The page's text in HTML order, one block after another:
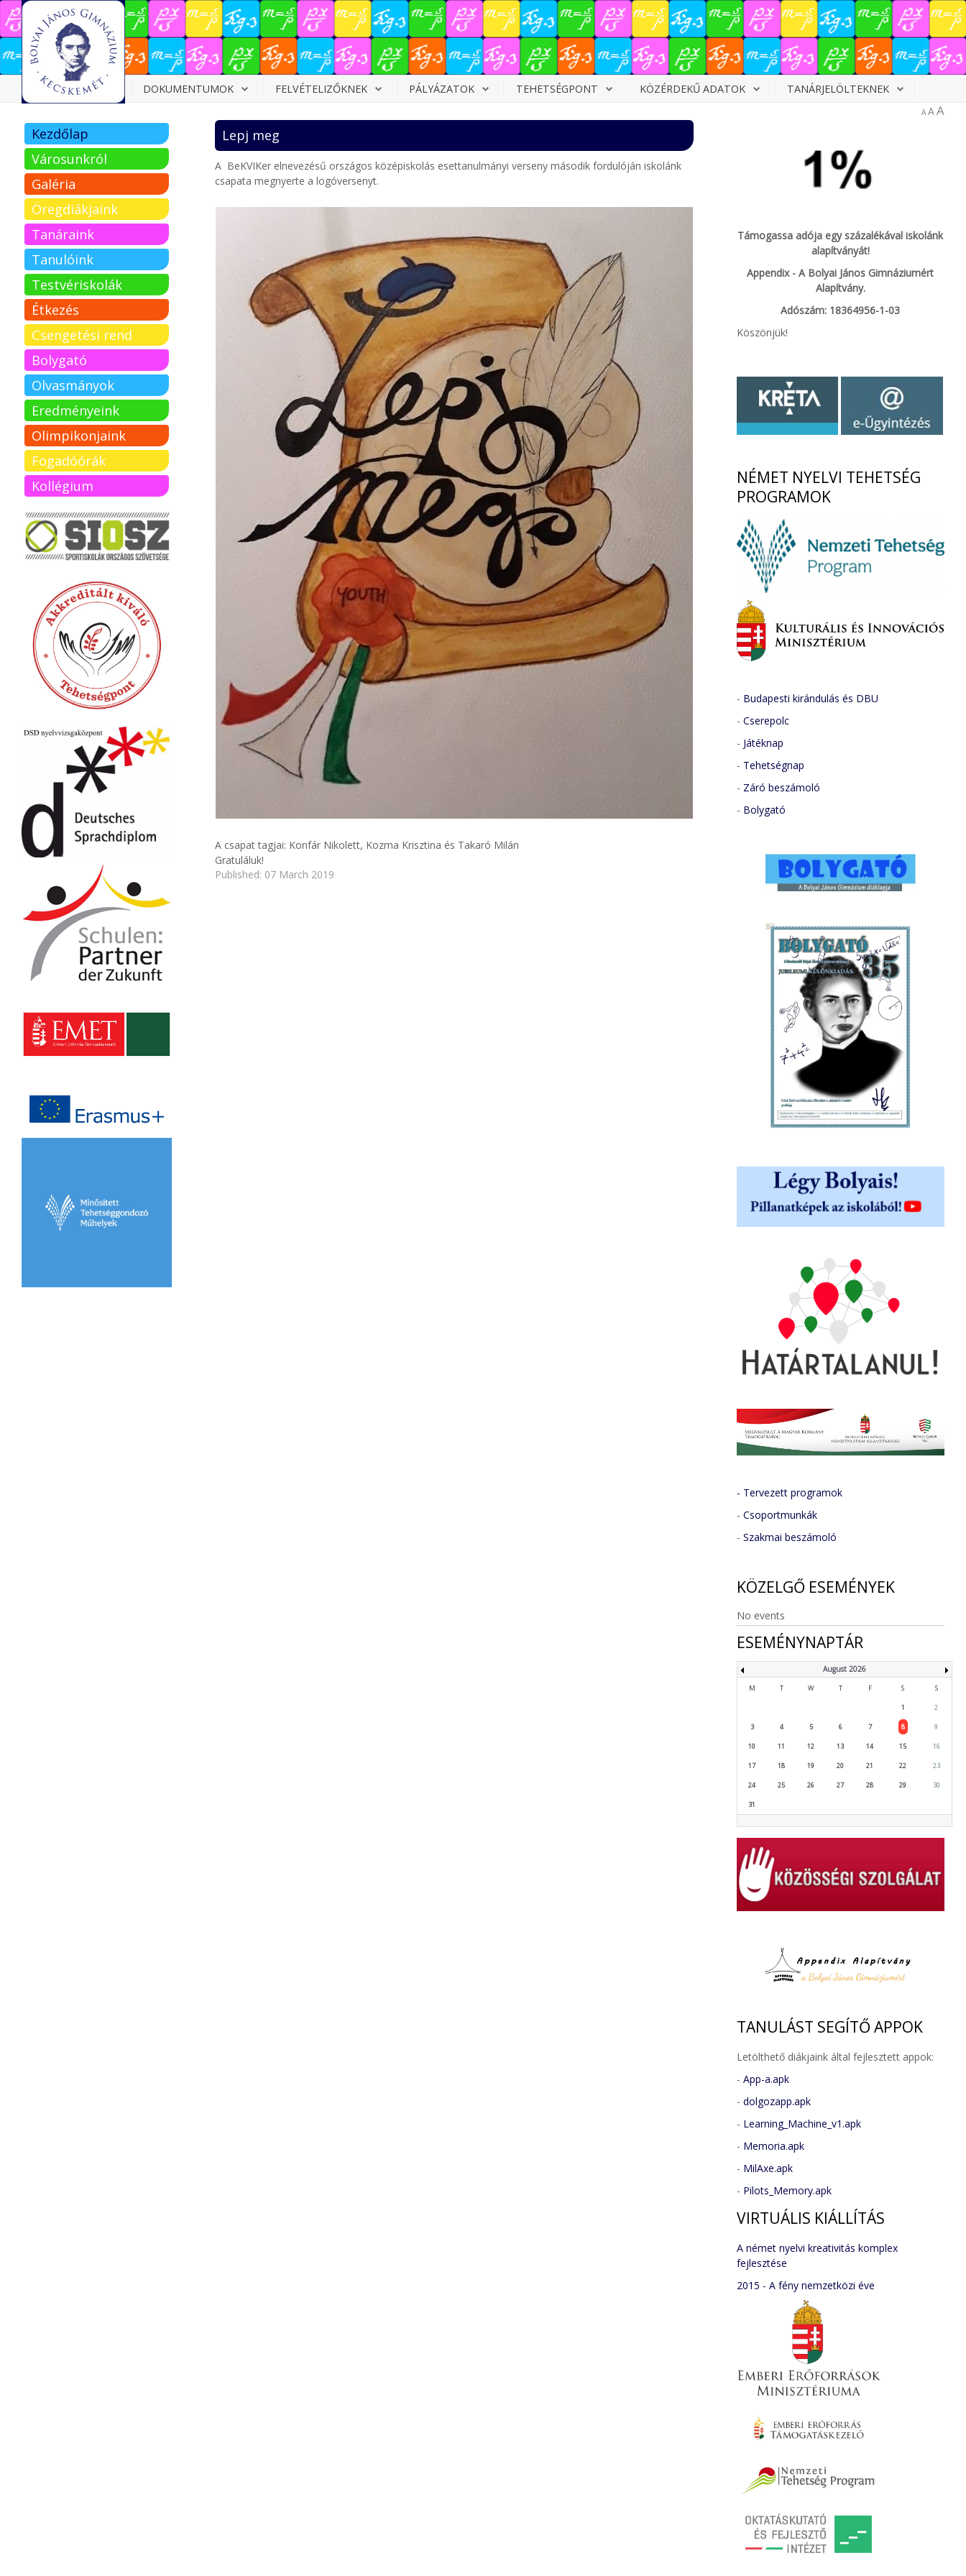
Dokumentumok
Felvételizőknek
Pályázatok
Tehetségpont
Közérdekű
adatok
Tanárjelölteknek
DOKUMENTUMOK FELVÉTELIZŐKNEK PÁLYÁZATOK TEHETSÉGPONT KÖZÉRDEKŰ ADATOK TANÁRJELÖLTEKNEK
A AA
Lepj meg
A BeKVIKer elnevezésű országos középiskolás esettanulmányi verseny második fordulóján iskolánk
csapata megnyerte a logóversenyt.
A csapat tagjai: Konfár Nikolett, Kozma Krisztina és Takaró Milán
Gratuláluk!
Published: 07 March 2019
Kezdőlap
Városunkról
Galéria
Öregdiákjaink
Tanáraink
Tanulóink
Testvériskolák
Étkezés
Csengetési rend
Bolygató
Olvasmányok
Eredményeink
Olimpikonjaink
Fogadóórák
Kollégium
Támogassa adója egy százalékával iskolánk
alapítványát!
Appendix - A Bolyai János Gimnáziumért
Alapítvány.
Adószám: 18364956-1-03
Köszönjük!
NÉMET NYELVI TEHETSÉG
PROGRAMOK
- Budapesti kirándulás és DBU
- Cserepolc
- Játéknap
- Tehetségnap
- Záró beszámoló
- Bolygató
- Tervezett programok
- Csoportmunkák
- Szakmai beszámoló
KÖZELGŐ ESEMÉNYEK
No events
ESEMÉNYNAPTÁR
August 2026
M T W T F S S
1 2
3 4 5 6 7 8 9
10 11 12 13 14 15 16
17 18 19 20 21 22 23
24 25 26 27 28 29 30
31
TANULÁST SEGÍTŐ APPOK
Letölthető diákjaink által fejlesztett appok:
- App-a.apk
- dolgozapp.apk
- Learning_Machine_v1.apk
- Memoria.apk
- MilAxe.apk
- Pilots_Memory.apk
VIRTUÁLIS KIÁLLÍTÁS
A német nyelvi kreativitás komplex
fejlesztése
2015 - A fény nemzetközi éve